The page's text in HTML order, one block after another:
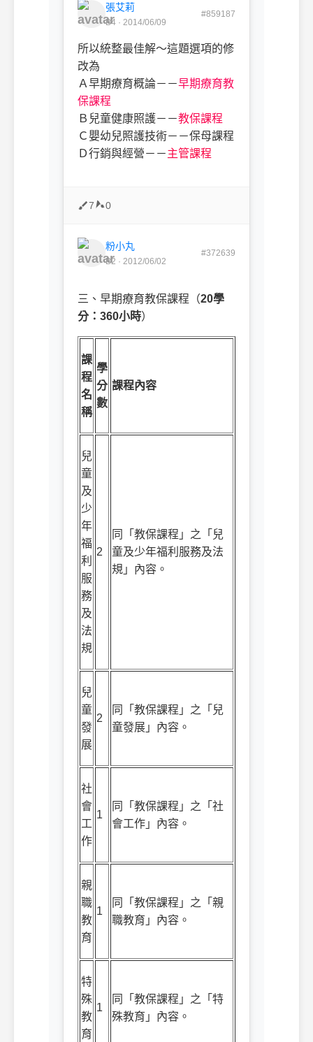
張艾莉
B4 · 2014/06/09
#859187
所以統整最佳解～這題選項的修
改為
Ａ早期療育概論－－早期療育教
保課程
Ｂ兒童健康照護－－教保課程
Ｃ嬰幼兒照護技術－－保母課程
Ｄ行銷與經營－－主管課程
7 0
粉小丸
B2 · 2012/06/02
#372639
三、早期療育教保課程（20學
分： 360小時）
課
程
名
稱
學
分
數
課程內容
兒
童
及
少
年
福
利
服
務
及
法
規
2
同「教保課程」之「兒
童及少年福利服務及法
規」內容。
兒
童
發
展
2
同「教保課程」之「兒
童發展」內容。
社
會
工
作
1
同「教保課程」之「社
會工作」內容。
親
職
教
育
1
同「教保課程」之「親
職教育」內容。
特
殊
教
育
1
同「教保課程」之「特
殊教育」內容。